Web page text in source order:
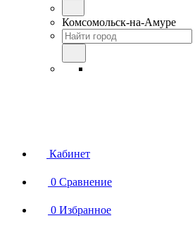
Комсомольск-на-Амуре
Кабинет
0 Сравнение
0 Избранное